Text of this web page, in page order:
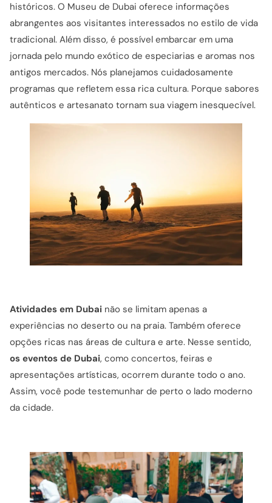
históricos. O Museu de Dubai oferece informações
abrangentes aos visitantes interessados no estilo de vida
tradicional. Além disso, é possível embarcar em uma
jornada pelo mundo exótico de especiarias e aromas nos
antigos mercados. Nós planejamos cuidadosamente
programas que refletem essa rica cultura. Porque sabores
autênticos e artesanato tornam sua viagem inesquecível.
Atividades em Dubai não se limitam apenas a
experiências no deserto ou na praia. Também oferece
opções ricas nas áreas de cultura e arte. Nesse sentido,
os eventos de Dubai, como concertos, feiras e
apresentações artísticas, ocorrem durante todo o ano.
Assim, você pode testemunhar de perto o lado moderno
da cidade.